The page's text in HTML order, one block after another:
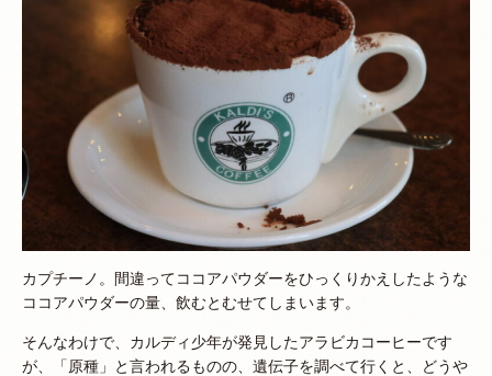
カプチーノ。間違ってココアパウダーをひっくりかえしたような
ココアパウダーの量、飲むとむせてしまいます。
そんなわけで、カルディ少年が発見したアラビカコーヒーです
が、「原種」と言われるものの、遺伝子を調べて行くと、どうや